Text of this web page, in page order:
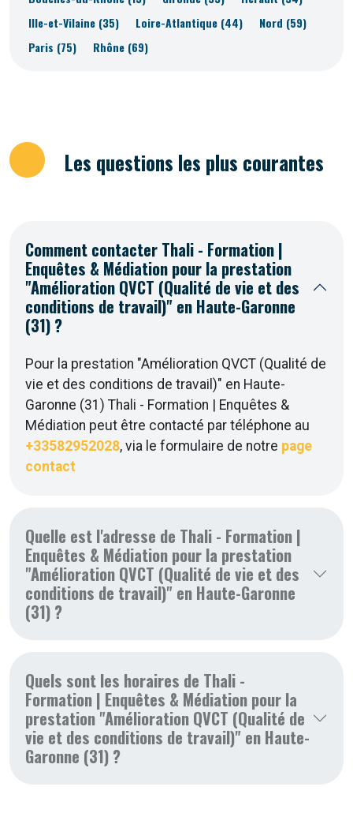
Ille-et-Vilaine (35)
Loire-Atlantique (44)
Nord (59)
Paris (75)
Rhône (69)
Les questions les plus courantes
Comment contacter Thali - Formation |
Enquêtes & Médiation pour la prestation
"Amélioration QVCT (Qualité de vie et des
conditions de travail)" en Haute-Garonne
(31) ?
Pour la prestation "Amélioration QVCT (Qualité de
vie et des conditions de travail)" en Haute-
Garonne (31) Thali - Formation | Enquêtes &
Médiation peut être contacté par téléphone au
+33582952028, via le formulaire de notre page
contact
Quelle est l'adresse de Thali - Formation |
Enquêtes & Médiation pour la prestation
"Amélioration QVCT (Qualité de vie et des
conditions de travail)" en Haute-Garonne
(31) ?
Quels sont les horaires de Thali -
Formation | Enquêtes & Médiation pour la
prestation "Amélioration QVCT (Qualité de
vie et des conditions de travail)" en Haute-
Garonne (31) ?